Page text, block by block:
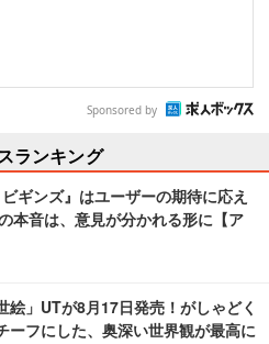
Sponsored by
ランキング
ギンズ』はユーザーの期待に応え
本音は、意見が分かれる形に【ア
絵」UTが8月17日発売！がしゃどく
ーフにした、奥深い世界観が最高に